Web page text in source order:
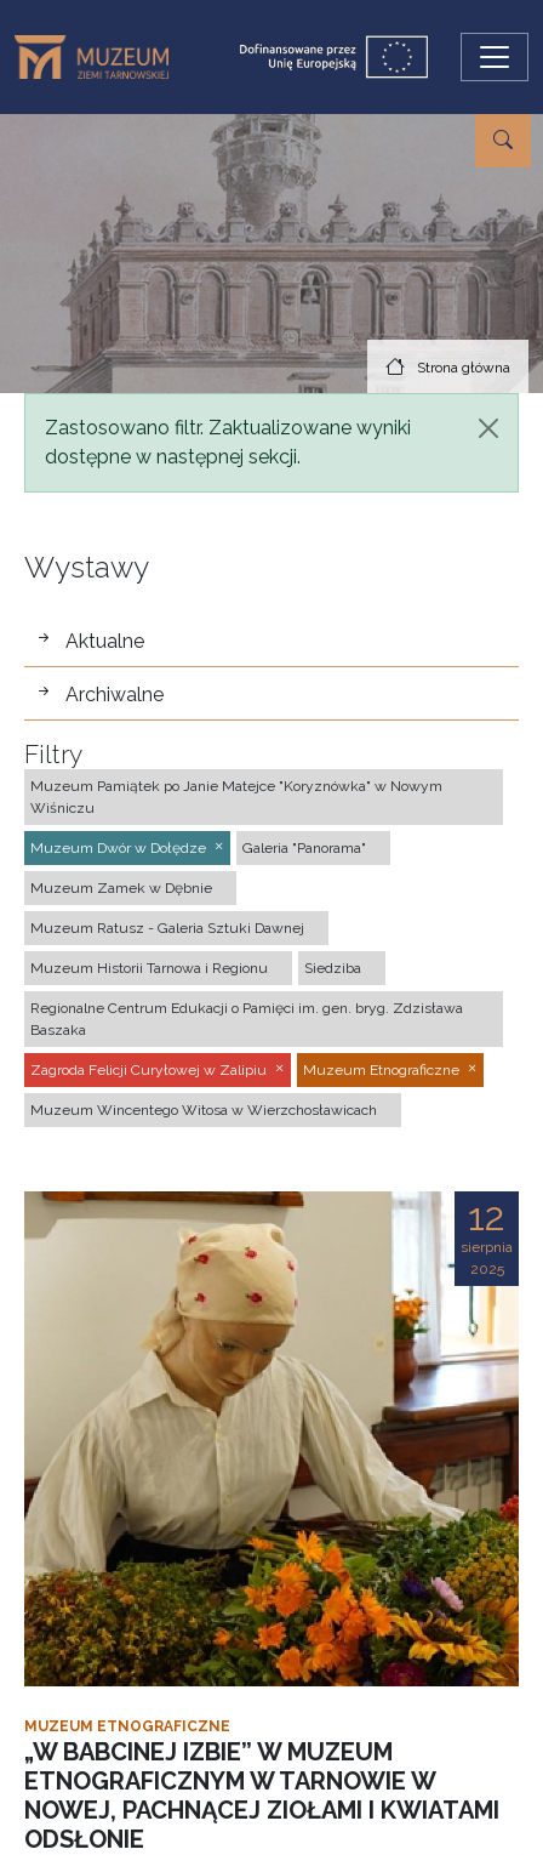
Strona główna
Komunikat
Zastosowano filtr. Zaktualizowane wyniki
dostępne w następnej sekcji.
Wystawy
wystawy
Aktualne
Archiwalne
Filtry
Muzeum Pamiątek po Janie Matejce "Koryznówka" w Nowym
Wiśniczu
Muzeum Dwór w Dołędze Galeria "Panorama"
Muzeum Zamek w Dębnie
Muzeum Ratusz - Galeria Sztuki Dawnej
Muzeum Historii Tarnowa i Regionu Siedziba
Regionalne Centrum Edukacji o Pamięci im. gen. bryg. Zdzisława
Baszaka
Zagroda Felicji Curyłowej w Zalipiu Muzeum Etnograficzne
Muzeum Wincentego Witosa w Wierzchosławicach
12
sierpnia
2025
MUZEUM ETNOGRAFICZNE
„W BABCINEJ IZBIE” W MUZEUM
ETNOGRAFICZNYM W TARNOWIE W
NOWEJ, PACHNĄCEJ ZIOŁAMI I KWIATAMI
ODSŁONIE